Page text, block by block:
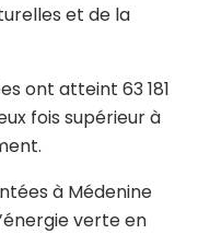
et de la
ont atteint 63 181
fois supérieur à
à Médenine
verte en